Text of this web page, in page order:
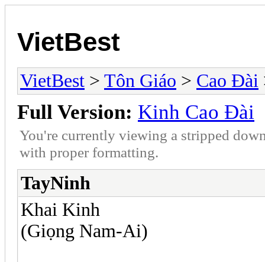
VietBest
VietBest > Tôn Giáo > Cao Đài
Full Version: Kinh Cao Đài
You're currently viewing a stripped
with proper formatting.
TayNinh
Khai Kinh
(Giọng Nam-Ai)